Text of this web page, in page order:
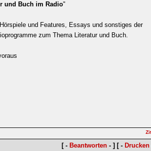
und Buch im Radio"
und Features, Essays und sonstiges der
zum Thema Literatur und Buch.
[ - Beantworten - ] [ - Drucken